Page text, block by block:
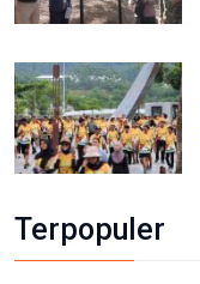
Terpopuler